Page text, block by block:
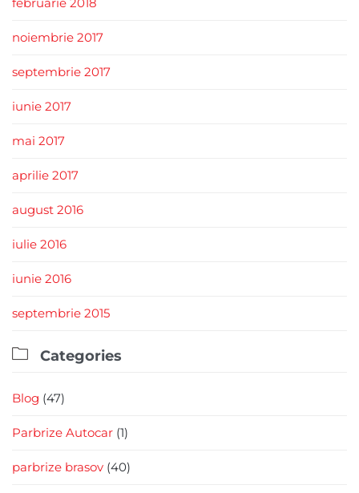
noiembrie 2017
septembrie 2017
iunie 2017
mai 2017
aprilie 2017
august 2016
iulie 2016
iunie 2016
septembrie 2015
 Categories
Blog (47)
Parbrize Autocar (1)
parbrize brasov (40)